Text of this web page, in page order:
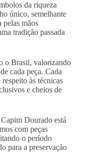
da riqueza
único, semelhante
pelas mãos
tradição passada
o Brasil, valorizando
cada peça. Cada
às técnicas
e cheios de
Dourado está
com peças
o período
para a preservação